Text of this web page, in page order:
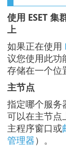
使用 ESET 集
上
如果正在使用
议您使用此功
存储在一个位
主节点
指定哪个服务
可以在主节点
主程序窗口或
管理器）。